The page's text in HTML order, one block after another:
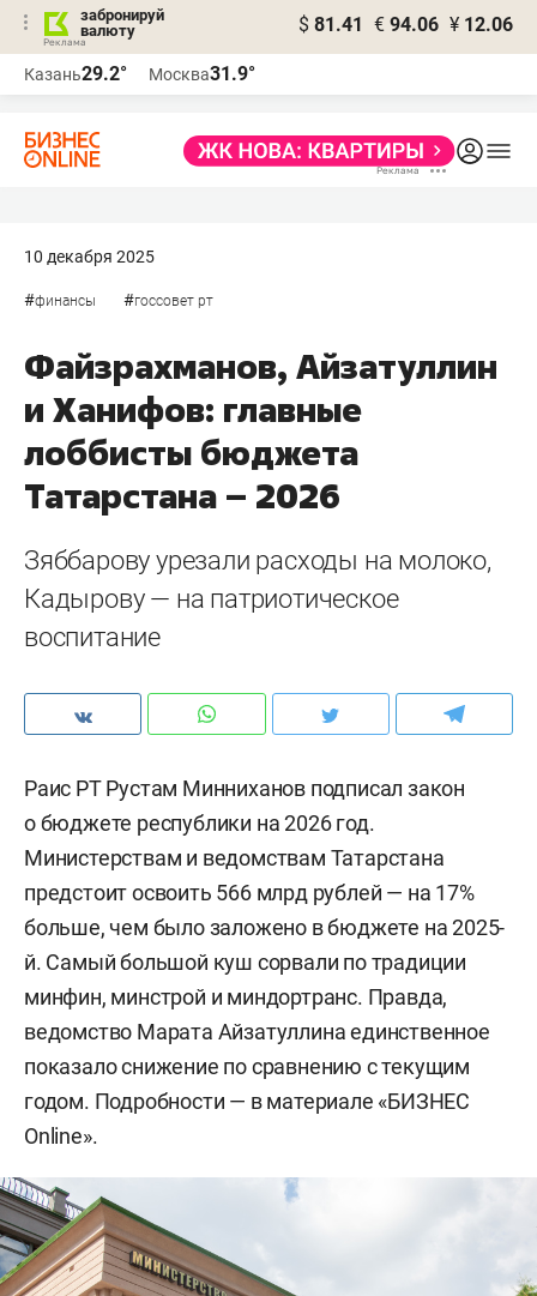
забронируй
валюту
$ 81.41 € 94.06 ¥ 12.06
Казань29.2° Москва31.9°
10 декабря 2025
#финансы #госсовет рт
Файзрахманов, Айзатуллин
и Ханифов: главные
лоббисты бюджета
Татарстана – 2026
Зяббарову урезали расходы на молоко,
Кадырову — на патриотическое
воспитание
Раис РТ Рустам Минниханов подписал закон
о бюджете республики на 2026 год.
Министерствам и ведомствам Татарстана
предстоит освоить 566 млрд рублей — на 17%
больше, чем было заложено в бюджете на 2025-
й. Самый большой куш сорвали по традиции
минфин, минстрой и миндортранс. Правда,
ведомство Марата Айзатуллина единственное
показало снижение по сравнению с текущим
годом. Подробности — в материале «БИЗНЕС
Online».